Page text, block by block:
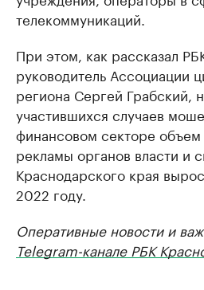
телекоммуникаций.
При этом, как рассказал
руководитель Ассоциации
региона Сергей Грабский,
участившихся случаев
финансовом секторе объем
рекламы органов власти и
Краснодарского края
2022 году.
Оперативные новости и
Telegram-канале РБК